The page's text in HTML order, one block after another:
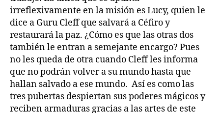
irreflexivamente en la misión es Lucy, quien le
dice a Guru Cleff que salvará a Céfiro y
restaurará la paz. ¿Cómo es que las otras dos
también le entran a semejante encargo? Pues
no les queda de otra cuando Cleff les informa
que no podrán volver a su mundo hasta que
hallan salvado a ese mundo. Así es como las
tres pubertas despiertan sus poderes mágicos y
reciben armaduras gracias a las artes de este